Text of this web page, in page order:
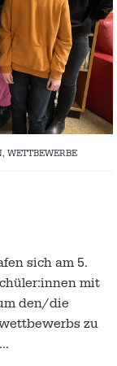
, WETTBEWERBE
sich am 5.
mit
den/die
zu
…